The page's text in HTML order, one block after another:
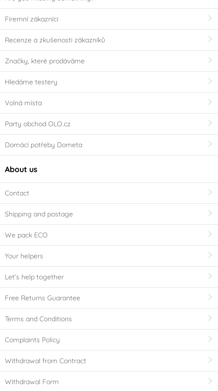
Firemní zákazníci
Recenze a zkušenosti zákazníků
Značky, které prodáváme
Hledáme testery
Volná místa
Party obchod OLO.cz
Domácí potřeby Dometa
About us
Contact
Shipping and postage
We pack ECO
Your helpers
Let's help together
Free Returns Guarantee
Terms and Conditions
Complaints Policy
Withdrawal from Contract
Withdrawal Form